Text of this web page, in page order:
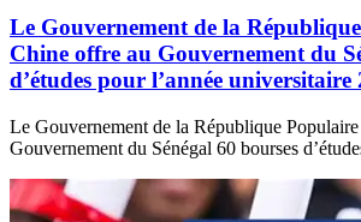
Le Gouvernement de la
Chine offre au Gouvernement du
d’études pour l’année universitaire
Le Gouvernement de la République
Gouvernement du Sénégal 60 bourses